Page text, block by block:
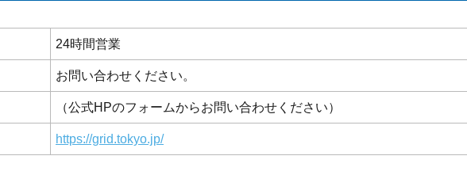
24時間営業
お問い合わせください。
（公式HPのフォームからお問い合わせください）
https://grid.tokyo.jp/